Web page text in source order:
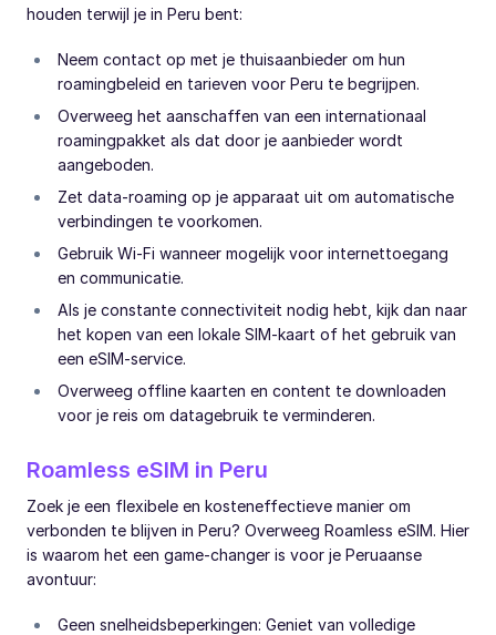
houden terwijl je in Peru bent:
Neem contact op met je thuisaanbieder om hun
roamingbeleid en tarieven voor Peru te begrijpen.
Overweeg het aanschaffen van een internationaal
roamingpakket als dat door je aanbieder wordt
aangeboden.
Zet data-roaming op je apparaat uit om automatische
verbindingen te voorkomen.
Gebruik Wi-Fi wanneer mogelijk voor internettoegang
en communicatie.
Als je constante connectiviteit nodig hebt, kijk dan naar
het kopen van een lokale SIM-kaart of het gebruik van
een eSIM-service.
Overweeg offline kaarten en content te downloaden
voor je reis om datagebruik te verminderen.
Roamless eSIM in Peru
Zoek je een flexibele en kosteneffectieve manier om
verbonden te blijven in Peru? Overweeg Roamless eSIM. Hier
is waarom het een game-changer is voor je Peruaanse
avontuur:
Geen snelheidsbeperkingen: Geniet van volledige